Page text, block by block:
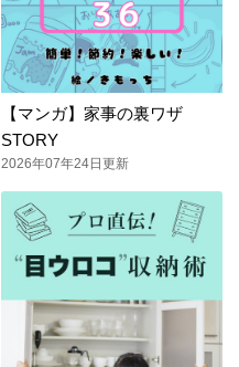
【マンガ】家事の裏ワザ
STORY
2026年07年24日更新